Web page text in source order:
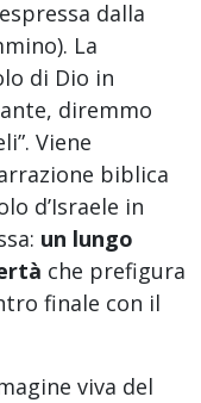
dalla
La
di Dio in
diremmo
Viene
biblica
d’Israele in
un lungo
che prefigura
finale con il
viva del